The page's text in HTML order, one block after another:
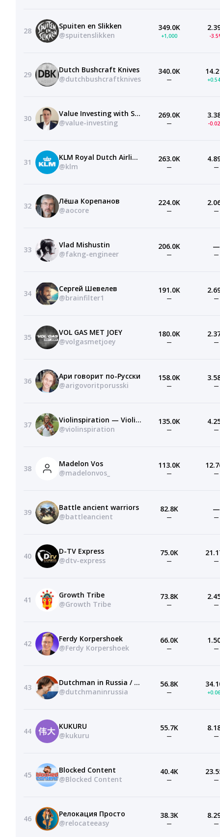
28
Spuiten en Slikken
@spuitenslikken
349.0K
+1,000 -
29
Dutch Bushcraft Knives
@dutchbushcraftknives
340.0K
—
30
Value Investing with Sven Carlin, Ph.D.
@value-investing
269.0K
— -
31
KLM Royal Dutch Airlines
@klm
263.0K
— —
32
Лёша Корепанов
@aocore
224.0K
— —
33
Vlad Mishustin
@fakng-engineer
206.0K
—
—
—
34
Сергей Шевелев
@brainfilter1
191.0K
— —
35
VOL GAS MET JOEY
@volgasmetjoey
180.0K
— —
36
Ари говорит по-Русски
@arigovoritporusski
158.0K
— —
37
Violinspiration — Violin Lessons
@violinspiration
135.0K
— —
38
Madelon Vos
@madelonvos_
113.0K
— —
39
Battle ancient warriors
@battleancient
82.8K
—
—
—
40
D-TV Express
@dtv-express
75.0K
— —
41
Growth Tribe
@Growth Tribe
73.8K
— —
42
Ferdy Korpershoek
@Ferdy Korpershoek
66.0K
— —
43
Dutchman in Russia / Голландец в России
@dutchmaninrussia
56.8K
—
44
KUKURU
@kukuru
55.7K
— —
45
Blocked Content
@Blocked Content
40.4K
— —
46
Релокация Просто
@relocateeasy
38.3K
— —